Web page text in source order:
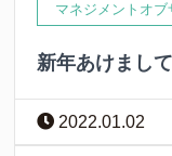
マネジメントオブ
新年あけまし
2022.01.02